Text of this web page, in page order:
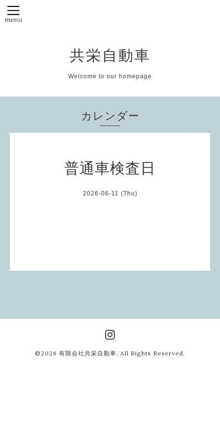
共栄自動車
Welcome to our homepage
カレンダー
普通車検査日
2026-06-11 (Thu)
©2026 有限会社共栄自動車. All Rights Reserved.